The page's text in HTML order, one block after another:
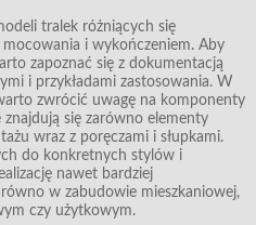
tralek różniących się
mocowania i wykończeniem. Aby
zapoznać się z dokumentacją
i przykładami zastosowania. W
zwrócić uwagę na komponenty
znajdują się zarówno elementy
wraz z poręczami i słupkami.
do konkretnych stylów i
nawet bardziej
w zabudowie mieszkaniowej,
czy użytkowym.